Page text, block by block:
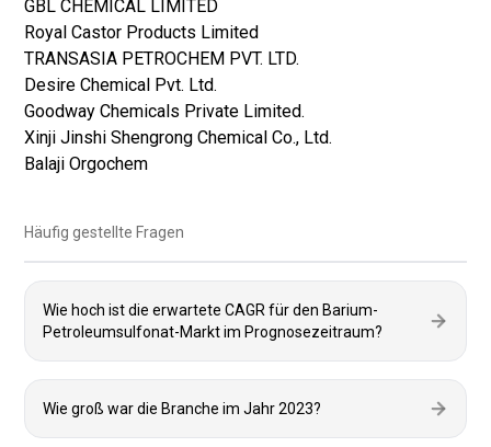
GBL CHEMICAL LIMITED
Royal Castor Products Limited
TRANSASIA PETROCHEM PVT. LTD.
Desire Chemical Pvt. Ltd.
Goodway Chemicals Private Limited.
Xinji Jinshi Shengrong Chemical Co., Ltd.
Balaji Orgochem
Häufig gestellte Fragen
Wie hoch ist die erwartete CAGR für den Barium-
Petroleumsulfonat-Markt im Prognosezeitraum?
Wie groß war die Branche im Jahr 2023?